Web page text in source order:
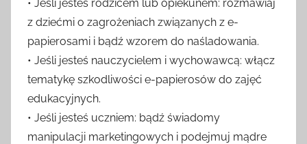
• Jeśli jesteś rodzicem lub opiekunem: rozmawiaj
z dziećmi o zagrożeniach związanych z e-
papierosami i bądź wzorem do naśladowania.
• Jeśli jesteś nauczycielem i wychowawcą: włącz
tematykę szkodliwości e-papierosów do zajęć
edukacyjnych.
• Jeśli jesteś uczniem: bądź świadomy